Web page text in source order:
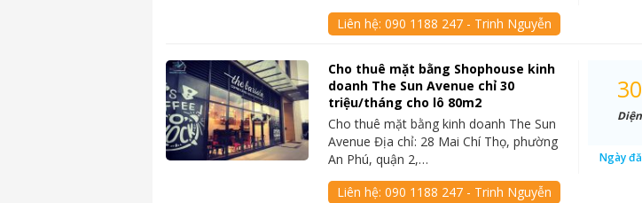
Liên hệ:090 1188 247 - Trinh Nguyễn
Cho thuê mặt bằng Shophouse kinh
doanh The Sun Avenue chỉ 30
triệu/tháng cho lô 80m2
Cho thuê mặt bằng kinh doanh The Sun
Avenue Địa chỉ: 28 Mai Chí Thọ, phường
An Phú, quận 2,…
Liên hệ:090 1188 247 - Trinh Nguyễn
Ngày